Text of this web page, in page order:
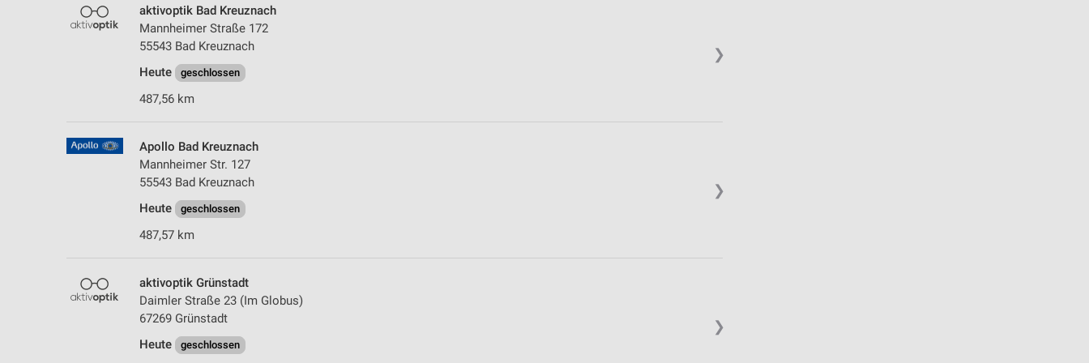
❯
aktivoptik Bad Kreuznach
Mannheimer Straße 172
55543 Bad Kreuznach
Heute
geschlossen
487,56 km
❯
Apollo Bad Kreuznach
Mannheimer Str. 127
55543 Bad Kreuznach
Heute
geschlossen
487,57 km
❯
aktivoptik Grünstadt
Daimler Straße 23 (Im Globus)
67269 Grünstadt
Heute
geschlossen